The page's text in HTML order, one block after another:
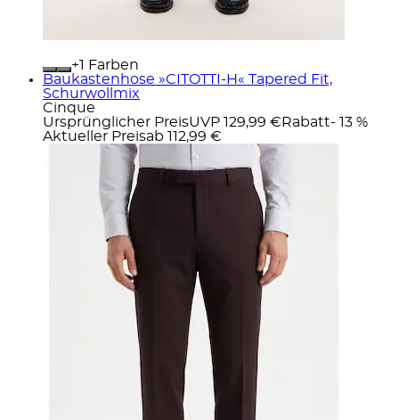
+
Farben
Baukastenhose »CITOTTI-H« Tapered Fit,
Schurwollmix
Cinque
Ursprünglicher PreisUVP 129,99 € Rabatt- 13 %
Aktueller Preisab 112,99 €